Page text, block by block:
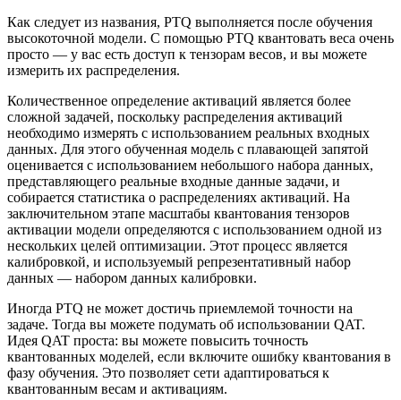
Как следует из названия, PTQ выполняется после обучения
высокоточной модели. С помощью PTQ квантовать веса очень
просто — у вас есть доступ к тензорам весов, и вы можете
измерить их распределения.
Количественное определение активаций является более
сложной задачей, поскольку распределения активаций
необходимо измерять с использованием реальных входных
данных. Для этого обученная модель с плавающей запятой
оценивается с использованием небольшого набора данных,
представляющего реальные входные данные задачи, и
собирается статистика о распределениях активаций. На
заключительном этапе масштабы квантования тензоров
активации модели определяются с использованием одной из
нескольких целей оптимизации. Этот процесс является
калибровкой, и используемый репрезентативный набор
данных — набором данных калибровки.
Иногда PTQ не может достичь приемлемой точности на
задаче. Тогда вы можете подумать об использовании QAT.
Идея QAT проста: вы можете повысить точность
квантованных моделей, если включите ошибку квантования в
фазу обучения. Это позволяет сети адаптироваться к
квантованным весам и активациям.